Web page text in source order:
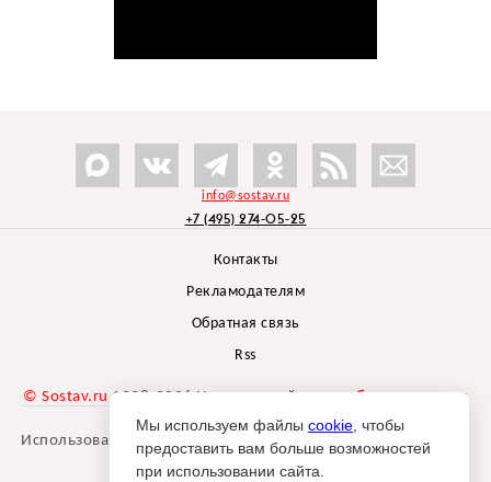
info@sostav.ru
+7 (495) 274-05-25
Контакты
Рекламодателям
Обратная связь
Rss
© Sostav.ru 1998-2026 Независимый проектбрендингового
агентства Depot
Использование материалов Sostav.ru допустимо только при
указании источника.
Мы используем файлы cookie , чтобы
предоставить вам больше возможностей
при использовании сайта.